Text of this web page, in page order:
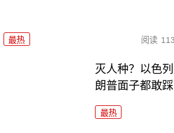
最热 阅读
灭人种？以色
朗普面子都敢踩
最热